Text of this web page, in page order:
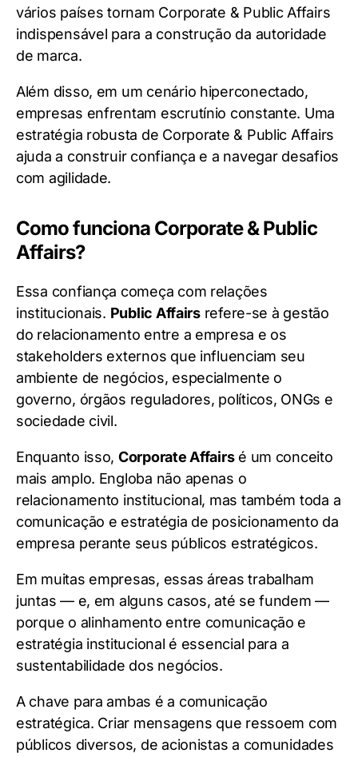
vários países tornam Corporate & Public Affairs
indispensável para a construção da autoridade
de marca.
Além disso, em um cenário hiperconectado,
empresas enfrentam escrutínio constante. Uma
estratégia robusta de Corporate & Public Affairs
ajuda a construir confiança e a navegar desafios
com agilidade.
Como funciona Corporate & Public
Affairs?
Essa confiança começa com relações
institucionais. Public Affairsrefere-se à gestão
do relacionamento entre a empresa e os
stakeholders externos que influenciam seu
ambiente de negócios, especialmente o
governo, órgãos reguladores, políticos, ONGs e
sociedade civil.
Enquanto isso, Corporate Affairsé um conceito
mais amplo. Engloba não apenas o
relacionamento institucional, mas também toda a
comunicação e estratégia de posicionamento da
empresa perante seus públicos estratégicos.
Em muitas empresas, essas áreas trabalham
juntas — e, em alguns casos, até se fundem —
porque o alinhamento entre comunicação e
estratégia institucional é essencial para a
sustentabilidade dos negócios.
A chave para ambas é a comunicação
estratégica. Criar mensagens que ressoem com
públicos diversos, de acionistas a comunidades